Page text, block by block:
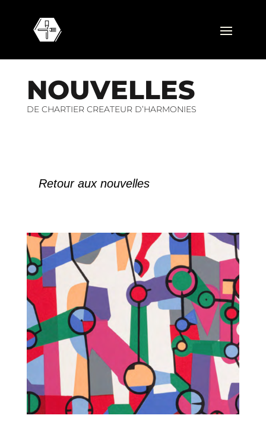
NOUVELLES
DE CHARTIER CREATEUR D’HARMONIES
Retour aux nouvelles